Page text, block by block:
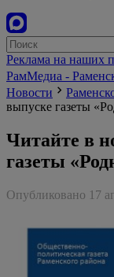
Реклама на наших
РамМедиа -
Новости
выпуске газеты
Читайте в
газеты
Опубликовано 17